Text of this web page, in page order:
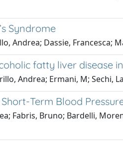
Syndrome
Andrea; Dassie, Francesca;
fatty liver disease
Andrea; Ermani, M; Sechi,
Term Blood
Fabris, Bruno; Bardelli,